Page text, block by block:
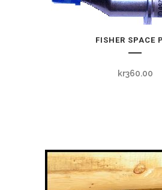
FISHER SPACE
kr360.00